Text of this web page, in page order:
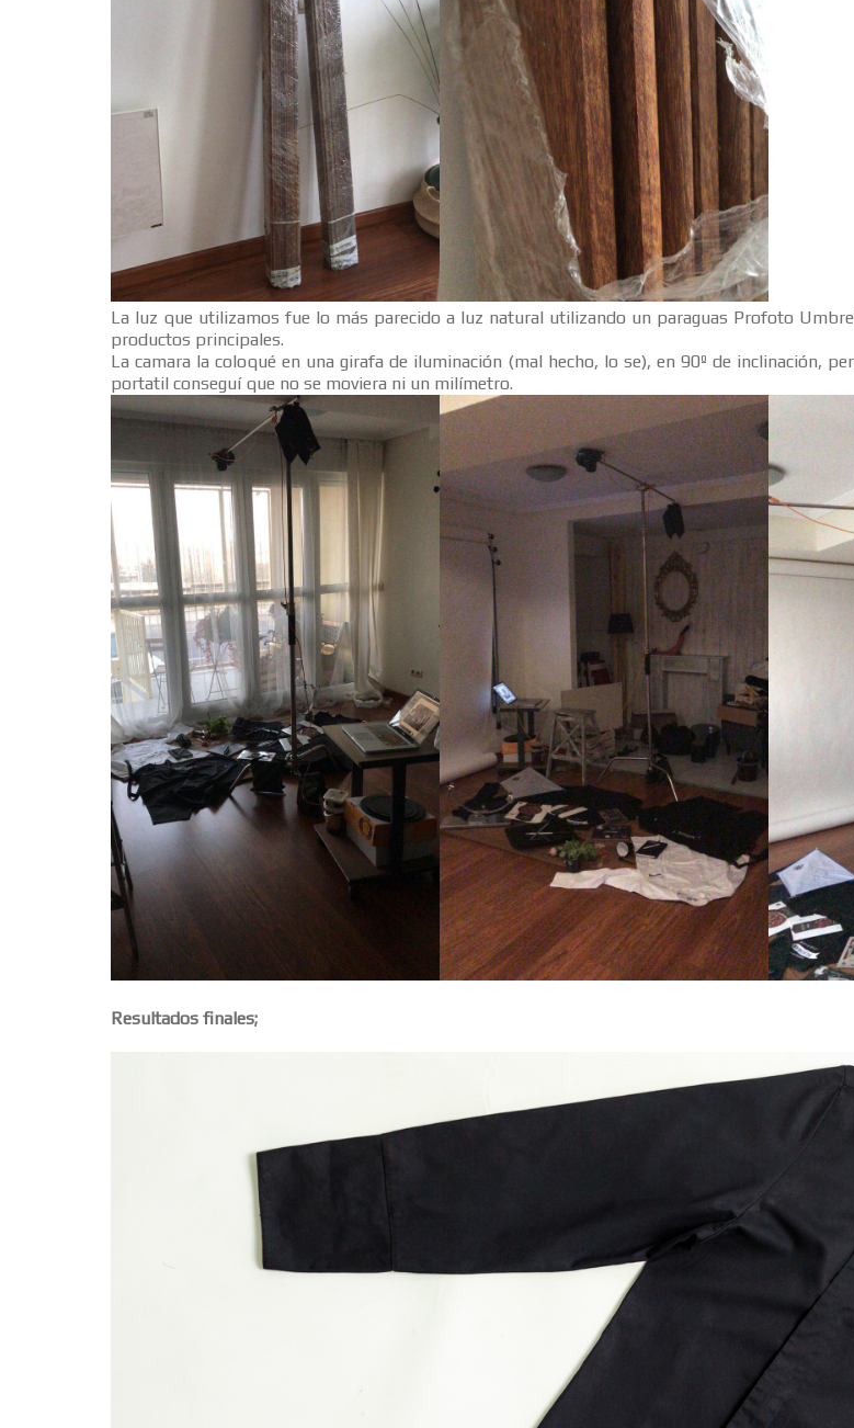
La luz que utilizamos fue lo más parecido a luz natural utilizando un paraguas Profoto
productos principales.
La camara la coloqué en una girafa de iluminación (mal hecho, lo se), en 90º de inclinación,
portatil conseguí que no se moviera ni un milímetro.
Resultados finales;